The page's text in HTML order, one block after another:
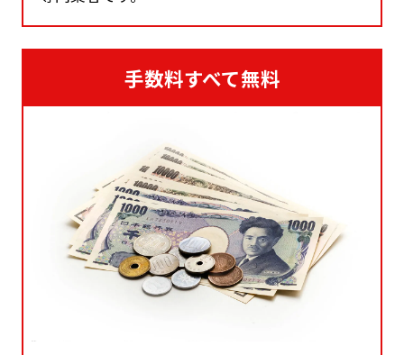
手数料すべて無料